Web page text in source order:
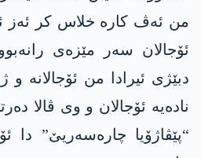
من ئەڤ کارە خلاس کر ئەز
ئۆجالان سەر مێزەی
دبێژی ئیرادا من ئۆجالانە
نادەیە ئۆجالان و وی ڤالا
“پێڤاژۆیا چارەسەریێ” دا